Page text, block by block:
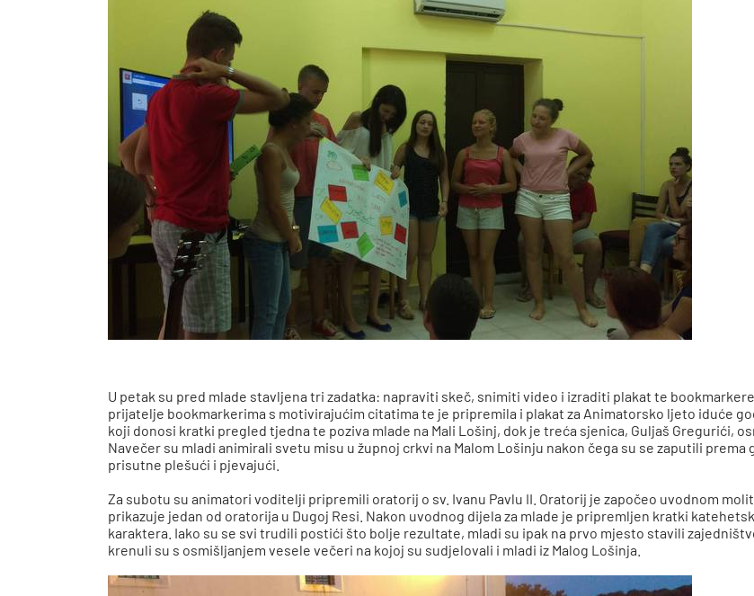
U petak su pred mlade stavljena tri zadatka: napraviti skeč, snimiti video i izraditi plakat te
prijatelje bookmarkerima s motivirajućim citatima te je pripremila i plakat za Animatorsko ljeto iduće
koji donosi kratki pregled tjedna te poziva mlade na Mali Lošinj, dok je treća sjenica, Guljaš Gregurići,
Navečer su mladi animirali svetu misu u župnoj crkvi na Malom Lošinju nakon čega su se zaputili
prisutne plešući i pjevajući.
Za subotu su animatori voditelji pripremili oratorij o sv. Ivanu Pavlu II. Oratorij je započeo uvodnom
prikazuje jedan od oratorija u Dugoj Resi. Nakon uvodnog dijela za mlade je pripremljen kratki
karaktera. Iako su se svi trudili postići što bolje rezultate, mladi su ipak na prvo mjesto stavili
krenuli su s osmišljanjem vesele večeri na kojoj su sudjelovali i mladi iz Malog Lošinja.